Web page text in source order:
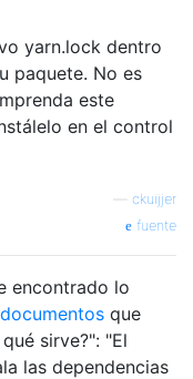
yarn.lock dentro
paquete. No es
este
en el control
ckuijjer
fuente
encontrado lo
documentos que
sirve?": "El
las dependencias